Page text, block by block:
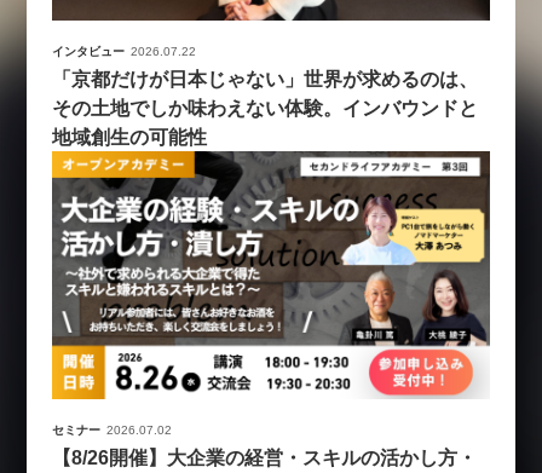
インタビュー 2026.07.22
「京都だけが日本じゃない」世界が求めるのは、
その土地でしか味わえない体験。インバウンドと
地域創生の可能性
セミナー 2026.07.02
【8/26開催】大企業の経営・スキルの活かし方・